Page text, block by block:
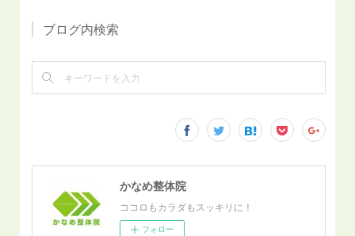
ブログ内検索
かなめ整体院
ココロもカラダもスッキリに！
フォロー